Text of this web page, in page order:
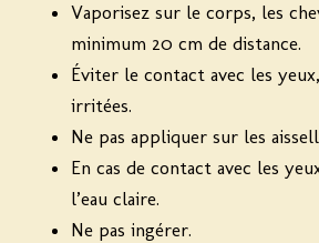
Vaporisez sur le corps, les
minimum 20 cm de distance.
Éviter le contact avec les
irritées.
Ne pas appliquer sur les
En cas de contact avec les
l’eau claire.
Ne pas ingérer.